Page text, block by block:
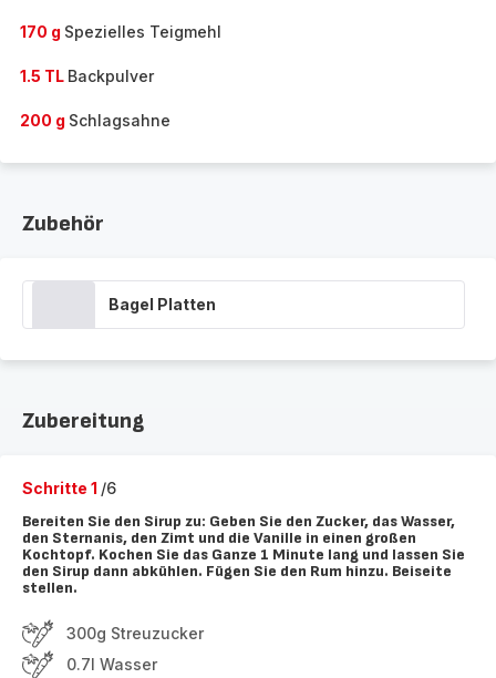
170 g Spezielles Teigmehl
1.5 TL Backpulver
200 g Schlagsahne
Zubehör
Bagel Platten
Zubereitung
Schritte 1 /6
Bereiten Sie den Sirup zu: Geben Sie den Zucker, das Wasser,
den Sternanis, den Zimt und die Vanille in einen großen
Kochtopf. Kochen Sie das Ganze 1 Minute lang und lassen Sie
den Sirup dann abkühlen. Fügen Sie den Rum hinzu. Beiseite
stellen.
300g Streuzucker
0.7l Wasser